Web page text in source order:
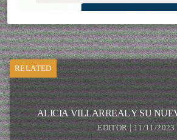
RELATED
ALICIA VILLARREAL Y SU
EDITOR | 11/11/2023